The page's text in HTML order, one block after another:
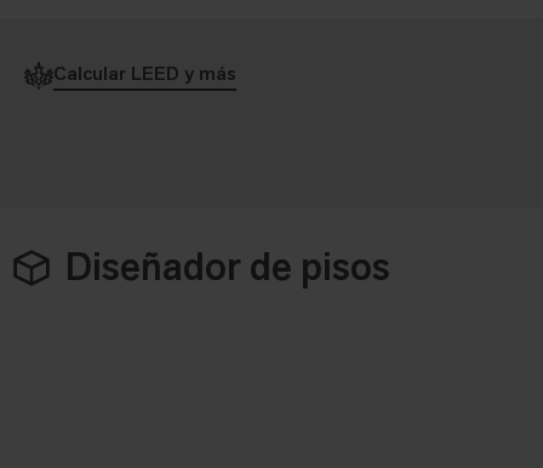
Calcular LEED y más
Diseñador de pisos